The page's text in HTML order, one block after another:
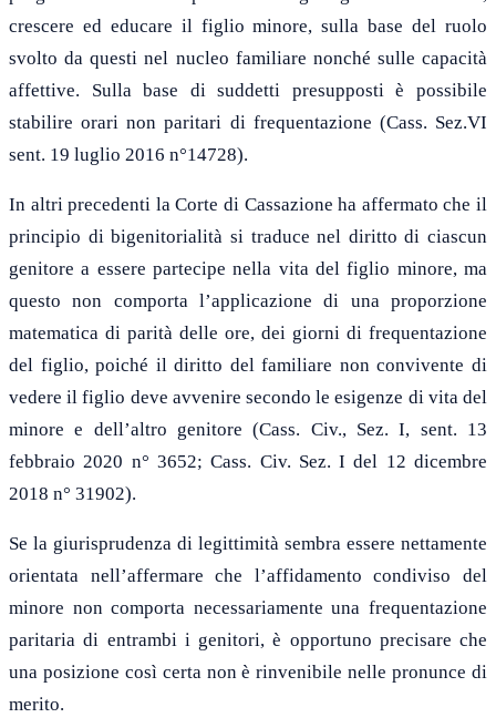
crescere ed educare il figlio minore, sulla base del ruolo
svolto da questi nel nucleo familiare nonché sulle capacità
affettive. Sulla base di suddetti presupposti è possibile
stabilire orari non paritari di frequentazione (Cass. Sez.VI
sent. 19 luglio 2016 n°14728).
In altri precedenti la Corte di Cassazione ha affermato che il
principio di bigenitorialità si traduce nel diritto di ciascun
genitore a essere partecipe nella vita del figlio minore, ma
questo non comporta l’applicazione di una proporzione
matematica di parità delle ore, dei giorni di frequentazione
del figlio, poiché il diritto del familiare non convivente di
vedere il figlio deve avvenire secondo le esigenze di vita del
minore e dell’altro genitore (Cass. Civ., Sez. I, sent. 13
febbraio 2020 n° 3652; Cass. Civ. Sez. I del 12 dicembre
2018 n° 31902).
Se la giurisprudenza di legittimità sembra essere nettamente
orientata nell’affermare che l’affidamento condiviso del
minore non comporta necessariamente una frequentazione
paritaria di entrambi i genitori, è opportuno precisare che
una posizione così certa non è rinvenibile nelle pronunce di
merito.